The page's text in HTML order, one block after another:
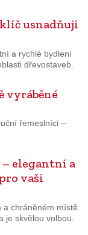
usnadňují
a rychlé bydlení
dřevostaveb.
vyráběné
řemeslníci –
elegantní a
vaši
a chráněném místě
je skvělou volbou.